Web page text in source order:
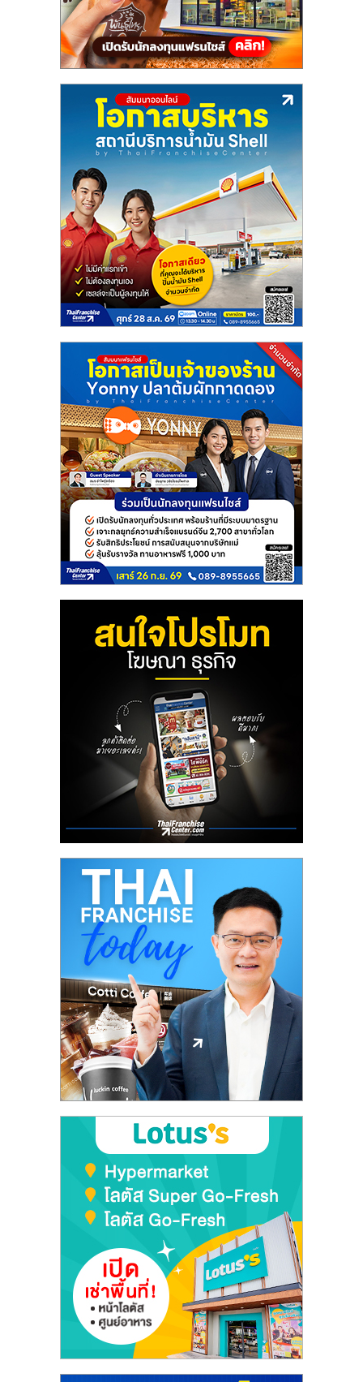
ไชส์,
รวม
แฟ
ไชส์
ขาย
แฟ
ไชส์
แฟ
ไชส์
ขาย
หน้า
ปรึกษา
การ
ลงทุน
และ
ขยาย
ไชส์,